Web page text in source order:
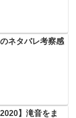
ネタバレ考察感
】滝音をま